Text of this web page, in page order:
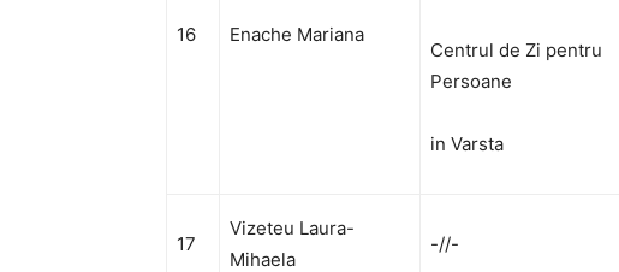
16 Enache Mariana
Centrul de Zi pentru
Persoane
in Varsta
17
Vizeteu Laura-
Mihaela
-//-